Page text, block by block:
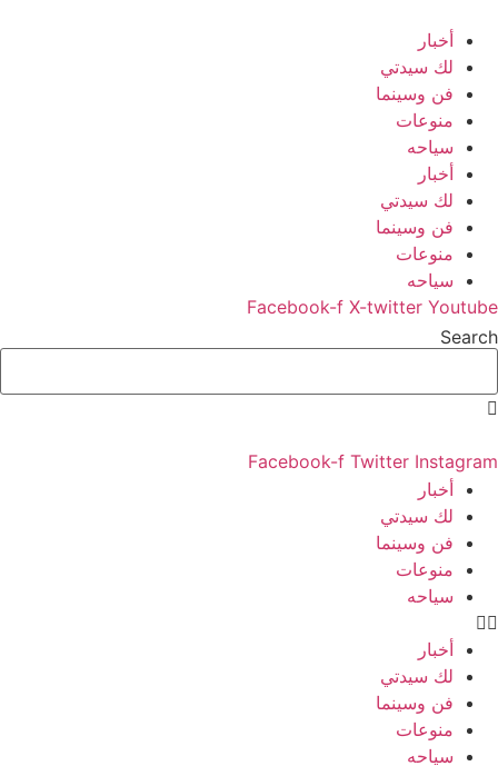
content
أخبار
لك سيدتي
فن وسينما
منوعات
سياحه
أخبار
لك سيدتي
فن وسينما
منوعات
سياحه
Facebook-f X-twitter Youtube
Search
Facebook-f Twitter Instagram
أخبار
لك سيدتي
فن وسينما
منوعات
سياحه
أخبار
لك سيدتي
فن وسينما
منوعات
سياحه